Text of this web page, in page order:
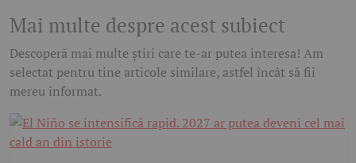
Mai multe despre acest subiect
Descoperă mai multe știri care te-ar putea interesa! Am
selectat pentru tine articole similare, astfel încât să fii
mereu informat.